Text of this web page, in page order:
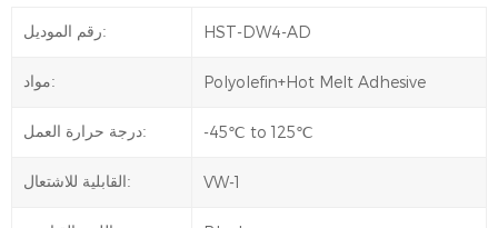
رقم الموديل: HST-DW4-AD
مواد: Polyolefin+Hot Melt Adhesive
درجة حرارة العمل: -45℃ to 125℃
القابلية للاشتعال: VW-1